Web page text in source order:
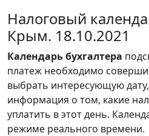
Налоговый
Крым. 18.10.2021
Календарьбухгалтера
платеж необходимо
выбрать интересующую
информация о том, какие
уплатить в этот день.
режиме реального времени.